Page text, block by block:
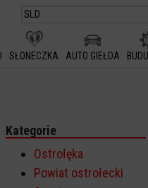
SŁONECZKA AUTO GIEŁDA
Kategorie
Ostrołęka
Powiat ostrołecki